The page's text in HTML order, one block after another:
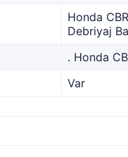
Honda
Debriyaj
. Honda
Var